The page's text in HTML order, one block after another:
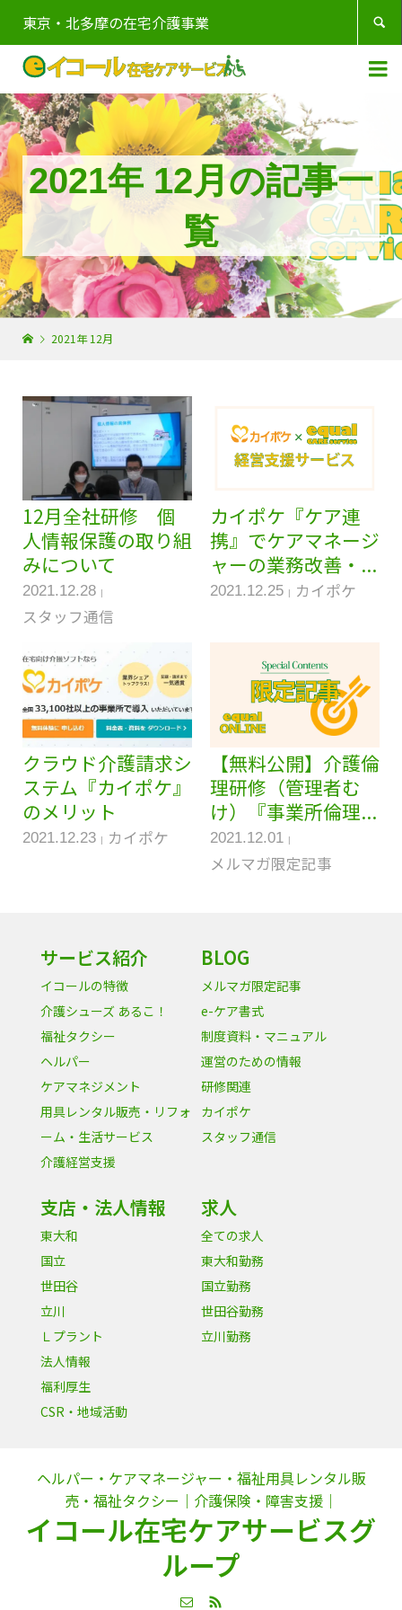
東京・北多摩の在宅介護事業 

2021年 12月の記事一
覧
2021年 12月
12月全社研修 個
人情報保護の取り組
みについて
2021.12.28
スタッフ通信
カイポケ『ケア連
携』でケアマネージ
ャーの業務改善・...
2021.12.25 カイポケ
クラウド介護請求シ
ステム『カイポケ』
のメリット
2021.12.23 カイポケ
【無料公開】介護倫
理研修（管理者む
け）『事業所倫理...
2021.12.01
メルマガ限定記事
サービス紹介
イコールの特徴
介護シューズ あるこ！
福祉タクシー
ヘルパー
ケアマネジメント
用具レンタル販売・リフォ
ーム・生活サービス
介護経営支援
BLOG
メルマガ限定記事
e-ケア書式
制度資料・マニュアル
運営のための情報
研修関連
カイポケ
スタッフ通信
支店・法人情報
東大和
国立
世田谷
立川
Ｌプラント
法人情報
福利厚生
CSR・地域活動
求人
全ての求人
東大和勤務
国立勤務
世田谷勤務
立川勤務
ヘルパー・ケアマネージャー・福祉用具レンタル販
売・福祉タクシー｜介護保険・障害支援｜
イコール在宅ケアサービスグ
ループ